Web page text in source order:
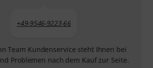
+49-9546-9223-66
Team Kundenservice steht Ihnen bei
Problemen nach dem Kauf zur Seite.